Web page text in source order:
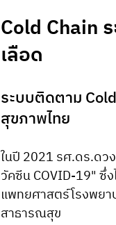
Cold Chain
เลือด
ระบบติดตาม
สุขภาพไทย
ในปี 2021 รศ.ดร.ดว
วัคซีน COVID-19" ซึ่
แพทยศาสตร์โรงพยา
สาธารณสุข